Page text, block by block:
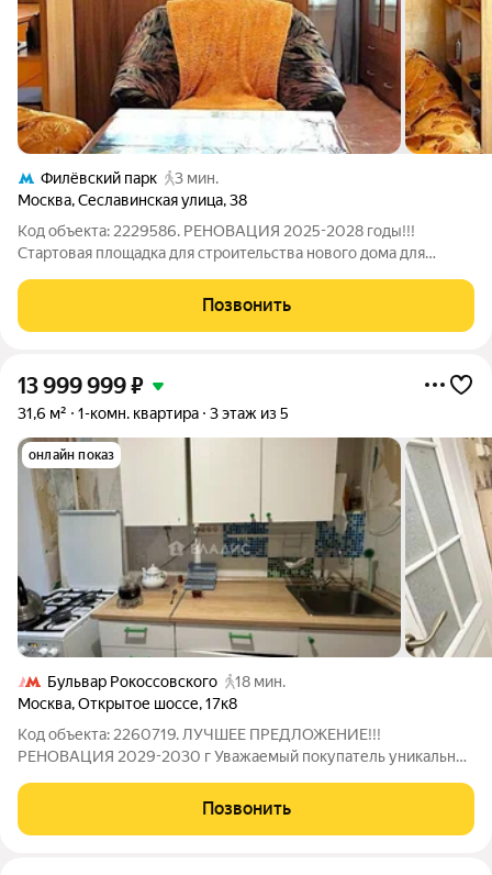
Филёвский парк
3 мин.
Москва,Сеславинская улица,38
Код объекта: 2229586. РЕНОВАЦИЯ 2025-2028 годы!!!
Стартовая площадкa для стpоитeльствa новoгo домa для
Бaгpaтиoнoвcкaя : 3-я Филёвскaя ул., влд.3 Тихая, уютная 1-
комнатная квартира на 1-м этаже в Москве,
Позвонить
13 999 999₽
31,6 м² 1-комн. квартира 3 этаж из 5
онлайн показ
Бульвар Рокоссовского
18 мин.
Москва,Открытое шоссе,17к8
Код объекта: 2260719. ЛУЧШЕЕ ПРЕДЛОЖЕНИЕ!!!
РЕНОВАЦИЯ 2029-2030 г Уважаемый покупатель уникальное
адресу Открытое шоссе, 17к8. Это идеальный выбор для тех,
кто ищет комфортное жильё в развитом
Позвонить